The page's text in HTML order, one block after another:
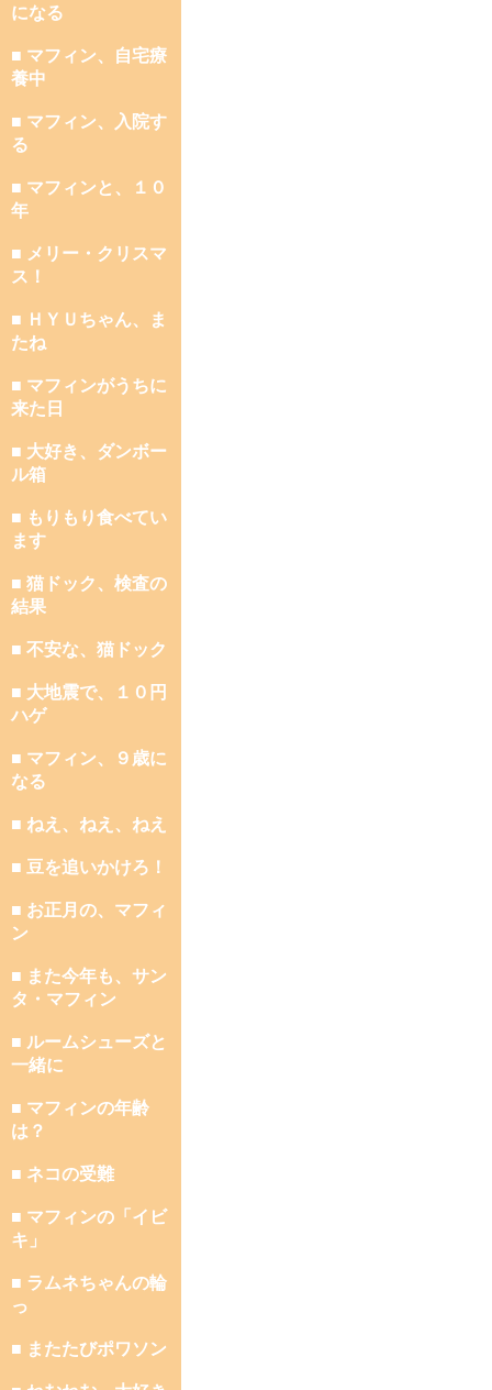
になる
■ マフィン、自宅療
養中
■ マフィン、入院す
る
■ マフィンと、１０
年
■ メリー・クリスマ
ス！
■ ＨＹＵちゃん、ま
たね
■ マフィンがうちに
来た日
■ 大好き、ダンボー
ル箱
■ もりもり食べてい
ます
■ 猫ドック、検査の
結果
■ 不安な、猫ドック
■ 大地震で、１０円
ハゲ
■ マフィン、９歳に
なる
■ ねえ、ねえ、ねえ
■ 豆を追いかけろ！
■ お正月の、マフィ
ン
■ また今年も、サン
タ・マフィン
■ ルームシューズと
一緒に
■ マフィンの年齢
は？
■ ネコの受難
■ マフィンの「イビ
キ」
■ ラムネちゃんの輪
っ
■ またたびポワソン